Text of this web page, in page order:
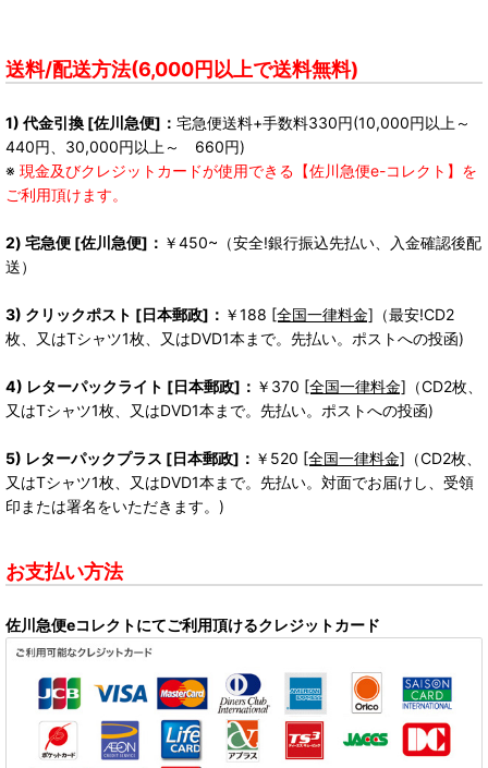
送料/配送方法(6,000円以上で送料無料)
1) 代金引換 [佐川急便]： 宅急便送料+手数料330円(10,000円以上～
440円、30,000円以上～ 660円)
※ 現金及びクレジットカードが使用できる【佐川急便e-コレクト】を
ご利用頂けます。
2) 宅急便 [佐川急便]： ￥450~（安全!銀行振込先払い、入金確認後配
送）
3) クリックポスト [日本郵政]： ￥188 [全国一律料金] （最安!CD2
枚、又はTシャツ1枚、又はDVD1本まで。先払い。ポストへの投函)
4) レターパックライト [日本郵政]： ￥370 [全国一律料金] （CD2枚、
又はTシャツ1枚、又はDVD1本まで。先払い。ポストへの投函)
5) レターパックプラス [日本郵政]： ￥520 [全国一律料金] （CD2枚、
又はTシャツ1枚、又はDVD1本まで。先払い。対面でお届けし、受領
印または署名をいただきます。)
お支払い方法
佐川急便eコレクトにてご利用頂けるクレジットカード